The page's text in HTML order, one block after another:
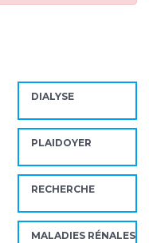
DIALYSE
PLAIDOYER
RECHERCHE
MALADIES RÉNALES